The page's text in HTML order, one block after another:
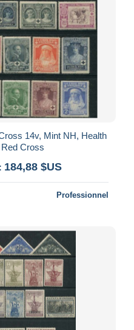
14v, Mint NH, Health
Cross
184,88 $US
Professionnel